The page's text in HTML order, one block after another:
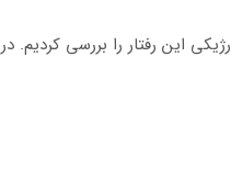
این رفتار را بررسی کردیم. در